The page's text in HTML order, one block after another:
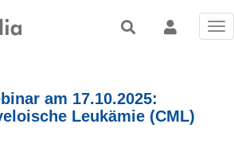
am 17.10.2025:
Leukämie (CML)